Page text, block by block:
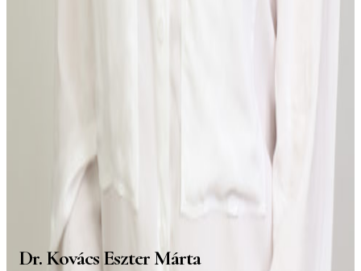
Dr. Kovács Eszter Márta